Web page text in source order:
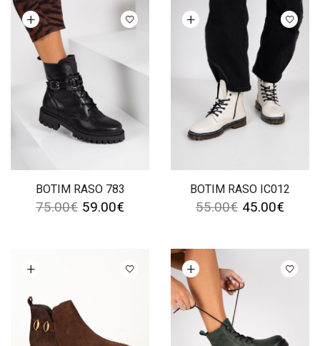
BOTIM RASO 783
opções
75.00€ 59.00€
BOTIM RASO IC012
Ver opções
55.00€ 45.00€
opções Ver opções